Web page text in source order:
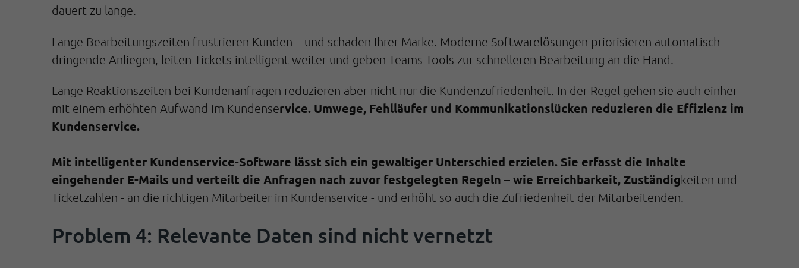
dauert zu lange.
Lange Bearbeitungszeiten frustrieren Kunden – und schaden Ihrer Marke. Moderne Softwarelösungen priorisieren automatisch
dringende Anliegen, leiten Tickets intelligent weiter und geben Teams Tools zur schnelleren Bearbeitung an die Hand.
Lange Reaktionszeiten bei Kundenanfragen reduzieren aber nicht nur die Kundenzufriedenheit. In der Regel gehen sie auch einher
mit einem erhöhten Aufwand im Kundenservice. Umwege, Fehlläufer und Kommunikationslücken reduzieren die Effizienz im
Kundenservice.
Mit intelligenter Kundenservice-Software lässt sich ein gewaltiger Unterschied erzielen. Sie erfasst die Inhalte
eingehender E-Mails und verteilt die Anfragen nach zuvor festgelegten Regeln – wie Erreichbarkeit, Zuständigkeiten und
Ticketzahlen - an die richtigen Mitarbeiter im Kundenservice - und erhöht so auch die Zufriedenheit der Mitarbeitenden.
Problem 4: Relevante Daten sind nicht vernetzt